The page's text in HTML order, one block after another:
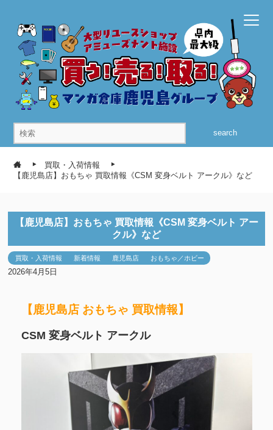
search
買取・入荷情報
【鹿児島店】おもちゃ 買取情報《CSM 変身ベルト アークル》など
【鹿児島店】おもちゃ 買取情報《CSM 変身ベルト アー
クル》など
買取・入荷情報 新着情報 鹿児島店 おもちゃ／ホビー
2026年4月5日
【鹿児島店 おもちゃ 買取情報】
CSM 変身ベルト アークル